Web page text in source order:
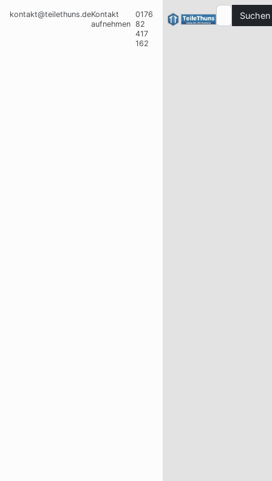
kontakt@teilethuns.deKontakt
aufnehmen
0176
82
417
162
Suchen